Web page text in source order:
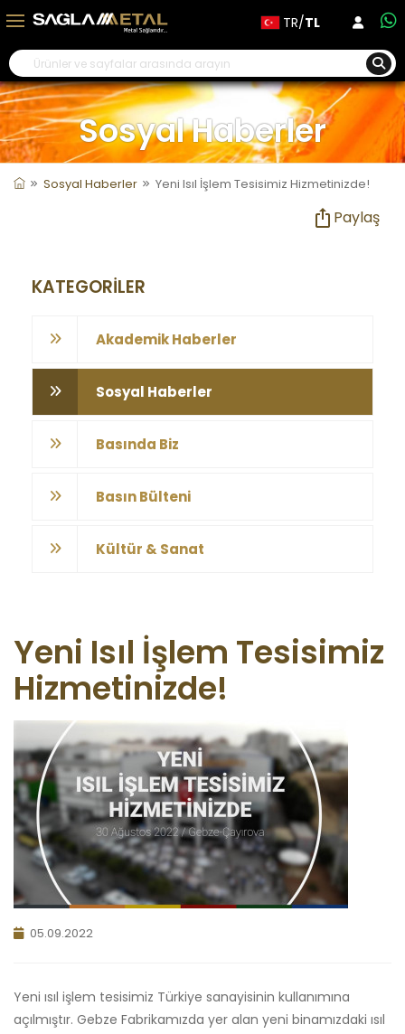
TR/TL
Sosyal Haberler
Sosyal Haberler Yeni Isıl İşlem Tesisimiz Hizmetinizde!
Paylaş
KATEGORİLER
Akademik Haberler
Sosyal Haberler
Basında Biz
Basın Bülteni
Kültür & Sanat
Yeni Isıl İşlem Tesisimiz
Hizmetinizde!
05.09.2022
Yeni ısıl işlem tesisimiz Türkiye sanayisinin kullanımına
açılmıştır. Gebze Fabrikamızda yer alan yeni binamızdaki ısıl